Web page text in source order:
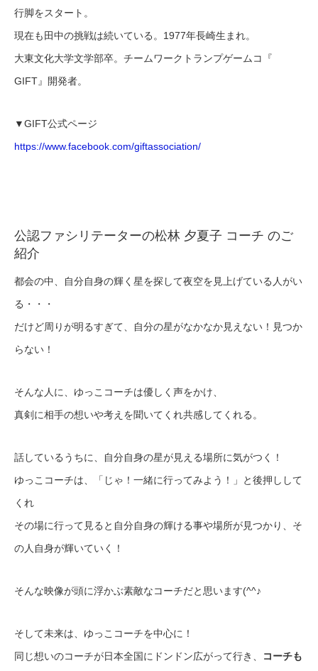
行脚をスタート。
現在も田中の挑戦は続いている。1977年長崎生まれ。
大東文化大学文学部卒。チームワークトランプゲームコ『
GIFT』開発者。
▼GIFT公式ページ
https://www.facebook.com/giftassociation/
公認ファシリテーターの松林 夕夏子 コーチ のご
紹介
都会の中、自分自身の輝く星を探して夜空を見上げている人がい
る・・・
だけど周りが明るすぎて、自分の星がなかなか見えない！見つか
らない！
そんな人に、ゆっこコーチは優しく声をかけ、
真剣に相手の想いや考えを聞いてくれ共感してくれる。
話しているうちに、自分自身の星が見える場所に気がつく！
ゆっこコーチは、「じゃ！一緒に行ってみよう！」と後押しして
くれ
その場に行って見ると自分自身の輝ける事や場所が見つかり、そ
の人自身が輝いていく！
そんな映像が頭に浮かぶ素敵なコーチだと思います(^^♪
そして未来は、ゆっこコーチを中心に！
同じ想いのコーチが日本全国にドンドン広がって行き、
コーチも